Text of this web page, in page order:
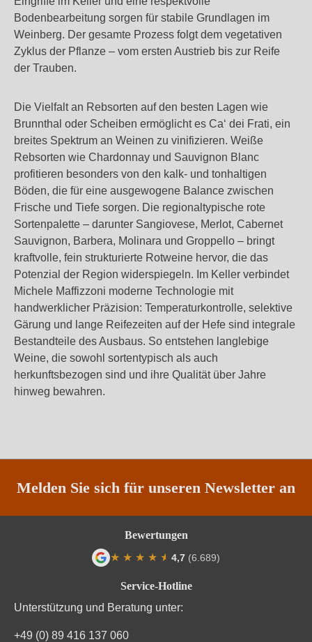
Bodenbearbeitung sorgen für stabile Grundlagen im
Weinberg. Der gesamte Prozess folgt dem vegetativen
Zyklus der Pflanze – vom ersten Austrieb bis zur Reife
der Trauben.
Die Vielfalt an Rebsorten auf den besten Lagen wie
Brunnthal oder Scheiben ermöglicht es Ca‘ dei Frati, ein
breites Spektrum an Weinen zu vinifizieren. Weiße
Rebsorten wie Chardonnay und Sauvignon Blanc
profitieren besonders von den kalk- und tonhaltigen
Böden, die für eine ausgewogene Balance zwischen
Frische und Tiefe sorgen. Die regionaltypische rote
Sortenpalette – darunter Sangiovese, Merlot, Cabernet
Sauvignon, Barbera, Molinara und Groppello – bringt
kraftvolle, fein strukturierte Rotweine hervor, die das
Potenzial der Region widerspiegeln. Im Keller verbindet
Michele Maffizzoni moderne Technologie mit
handwerklicher Präzision: Temperaturkontrolle, selektive
Gärung und lange Reifezeiten auf der Hefe sind integrale
Bestandteile des Ausbaus. So entstehen langlebige
Weine, die sowohl sortentypisch als auch
herkunftsbezogen sind und ihre Qualität über Jahre
hinweg bewahren.
Melden Sie sich für unseren Newsletter an
Service-Hotline
Unterstützung und Beratung unter:
+49 (0) 89 416 137 060
Bewertungen
★ ★ ★ ★ ★
★ 4,7 (6.689)